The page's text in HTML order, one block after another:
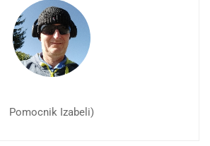
Pomocnik Izabeli)